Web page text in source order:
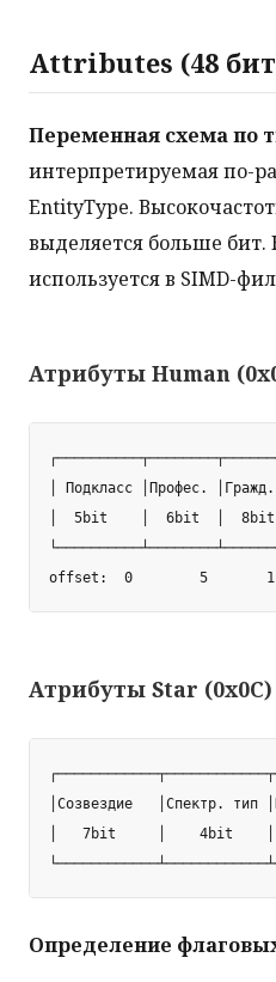
Attributes (48
Переменная схема по
интерпретируемая по-
EntityType.
выделяется больше
используется в SIMD-
Атрибуты Human
│ Подкласс │Профес.
│  5bit    │  6bit  │
Атрибуты Star (0x0C)
│Созвездие   │Спектр. тип
│   7bit     │    4bit
Определение